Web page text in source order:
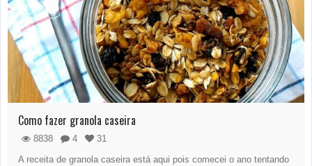
Como fazer granola caseira
8838 4
31
A receita de granola caseira está aqui pois comecei o ano tentando